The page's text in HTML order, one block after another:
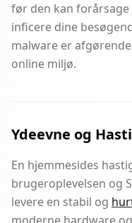
før den kan
inficere dine
malware er
online miljø.
Ydeevne og
En hjemmesides
brugeroplevelsen og
levere en stabil og